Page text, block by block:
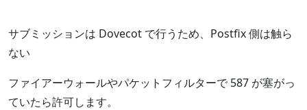
サブミッションは Dovecot で行うため、Postfix 側は触ら
ない
ファイアーウォールやパケットフィルターで 587 が塞がっ
ていたら許可します。